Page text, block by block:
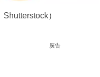
Shutterstock）
廣告